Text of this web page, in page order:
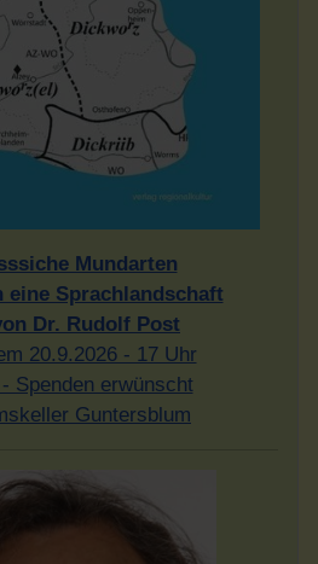
Mundarten
eine Sprachlandschaft
Dr. Rudolf Post
20.9.2026 - 17 Uhr
Spenden erwünscht
Guntersblum